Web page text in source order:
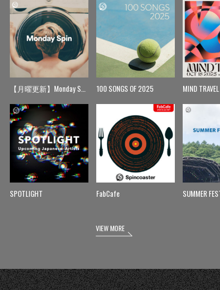
【月曜更新】Monday Spin
SPOTLIGHT
100 SONGS OF 2025
FabCafe
MIND TRAVEL
SUMMER
VIEW MORE